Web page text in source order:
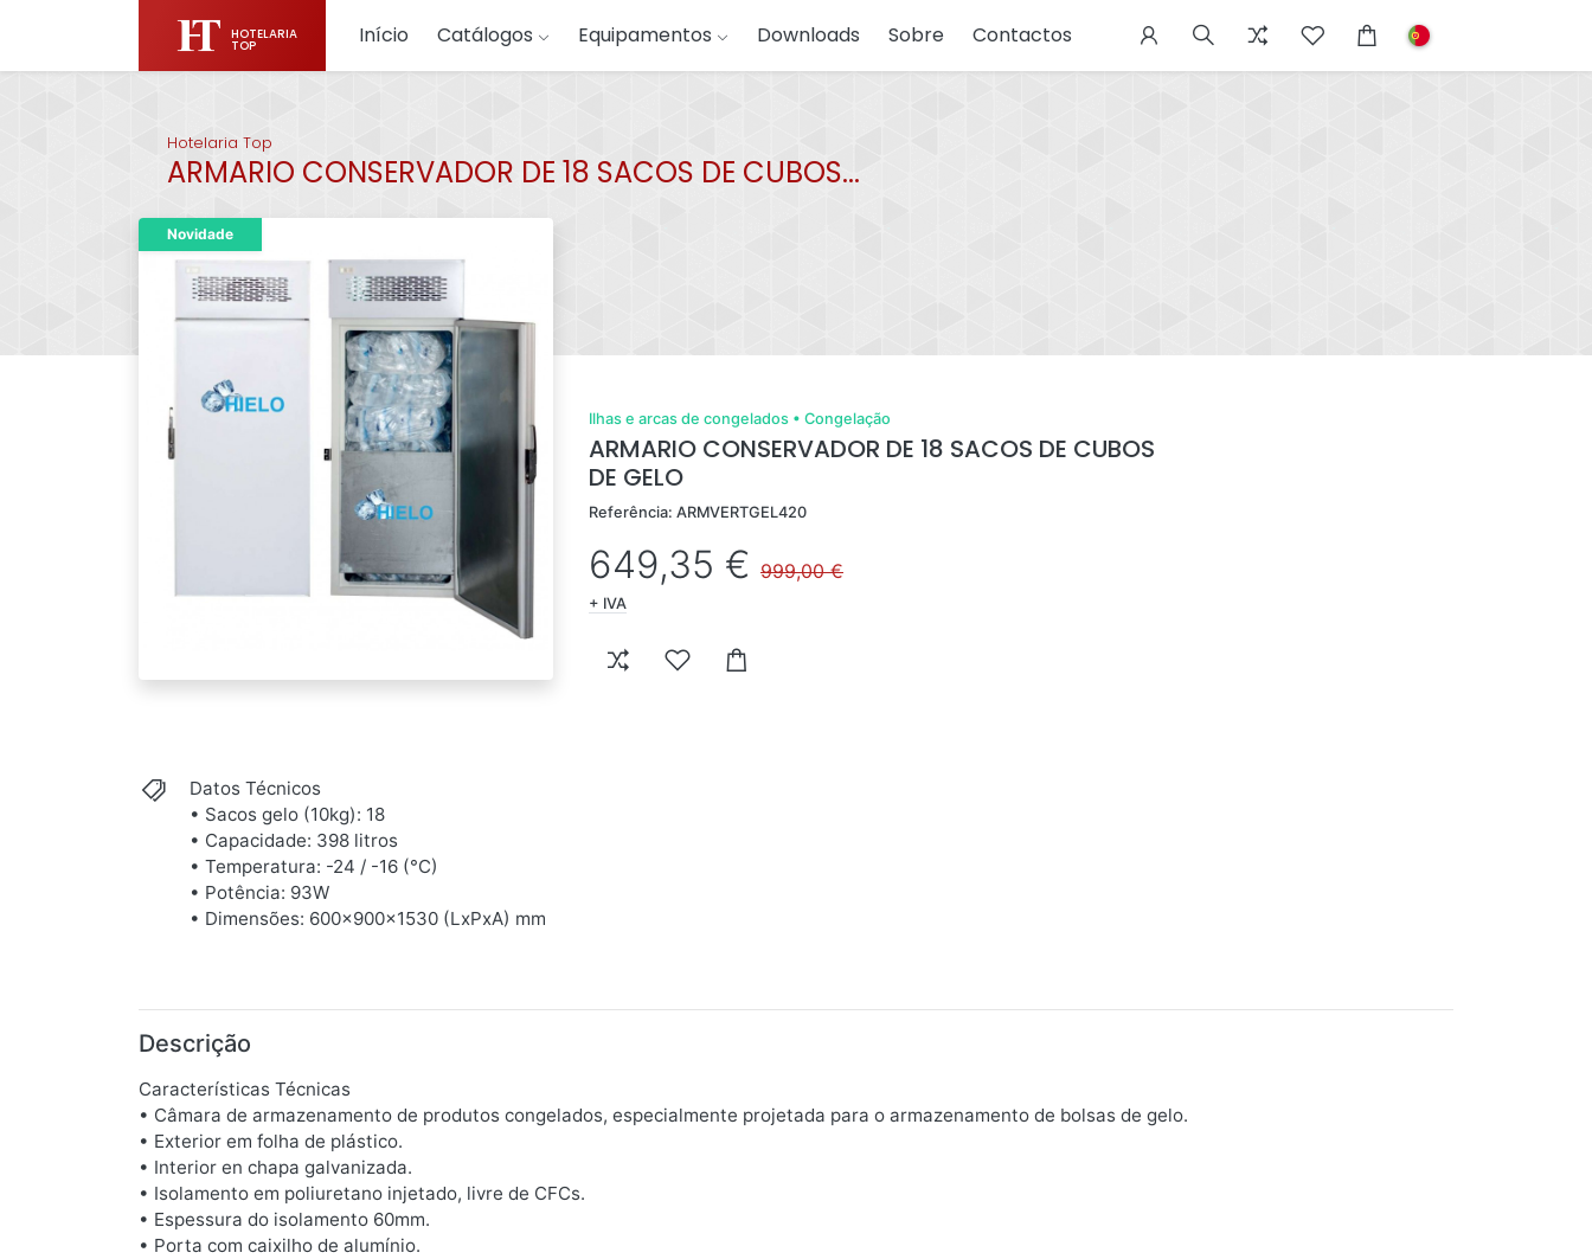
HOTELARIA
TOP Início Catálogos Equipamentos Downloads Sobre Contactos
Hotelaria Top
ARMARIO CONSERVADOR DE 18 SACOS DE CUBOS...
Novidade
Ilhas e arcas de congelados • Congelação
ARMARIO CONSERVADOR DE 18 SACOS DE CUBOS
DE GELO
Referência: ARMVERTGEL420
649,35 € 999,00 €
+ IVA
Datos Técnicos
• Sacos gelo (10kg): 18
• Capacidade: 398 litros
• Temperatura: -24 / -16 (°C)
• Potência: 93W
• Dimensões: 600x900x1530 (LxPxA) mm
Descrição
Características Técnicas
• Câmara de armazenamento de produtos congelados, especialmente projetada para o armazenamento de bolsas de gelo.
• Exterior em folha de plástico.
• Interior en chapa galvanizada.
• Isolamento em poliuretano injetado, livre de CFCs.
• Espessura do isolamento 60mm.
• Porta com caixilho de alumínio.